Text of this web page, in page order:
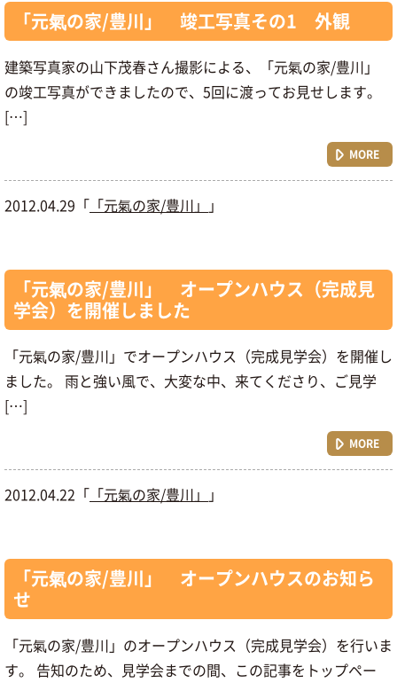
「元氣の家/豊川」 竣工写真その1 外観
建築写真家の山下茂春さん撮影による、「元氣の家/豊川」
の竣工写真ができましたので、5回に渡ってお見せします。
[…]
MORE
2012.04.29「 「元氣の家/豊川」 」
「元氣の家/豊川」 オープンハウス（完成見
学会）を開催しました
「元氣の家/豊川」でオープンハウス（完成見学会）を開催し
ました。 雨と強い風で、大変な中、来てくださり、ご見学
[…]
MORE
2012.04.22「 「元氣の家/豊川」 」
「元氣の家/豊川」 オープンハウスのお知ら
せ
「元氣の家/豊川」のオープンハウス（完成見学会）を行いま
す。 告知のため、見学会までの間、この記事をトップペー